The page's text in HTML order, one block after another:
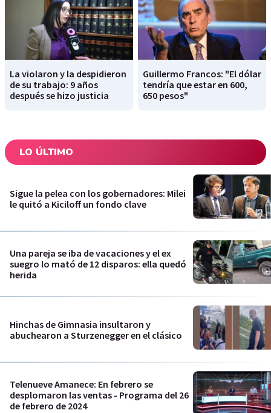
La violaron y la despidieron
de su trabajo: 9 años
después se hizo justicia
Guillermo Francos: "El dólar
tendría que estar en 600,
650 pesos"
LO ÚLTIMO
Sigue la pelea con los gobernadores: Milei
le quitó a Kiciloff un fondo clave
Una pareja se iba de vacaciones y el ex
suegro lo mató de 12 disparos: ella quedó
herida
Hinchas de Gimnasia insultaron y
abuchearon a Sturzenegger en el clásico
Telenueve Amanece: En febrero se
desplomaron las ventas - Programa del 26
de febrero de 2024